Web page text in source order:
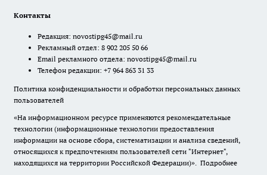
Контакты
Редакция: novostipg45@mail.ru
Рекламный отдел: 8 902 205 50 66
Email рекламного отдела: novostipg45@mail.ru
Телефон редакции: +7 964 863 31 33
Политика конфиденциальности и обработки персональных данных
пользователей
«На информационном ресурсе применяются рекомендательные
технологии (информационные технологии предоставления
информации на основе сбора, систематизации и анализа сведений,
относящихся к предпочтениям пользователей сети "Интернет",
находящихся на территории Российской Федерации)». Подробнее